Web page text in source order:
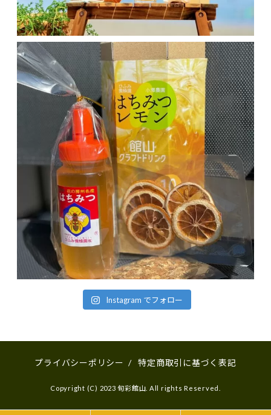
Instagram でフォロー
プライバシーポリシー / 特定商取引に基づく表記
Copyright (C) 2023 旬彩館山. All rights Reserved.